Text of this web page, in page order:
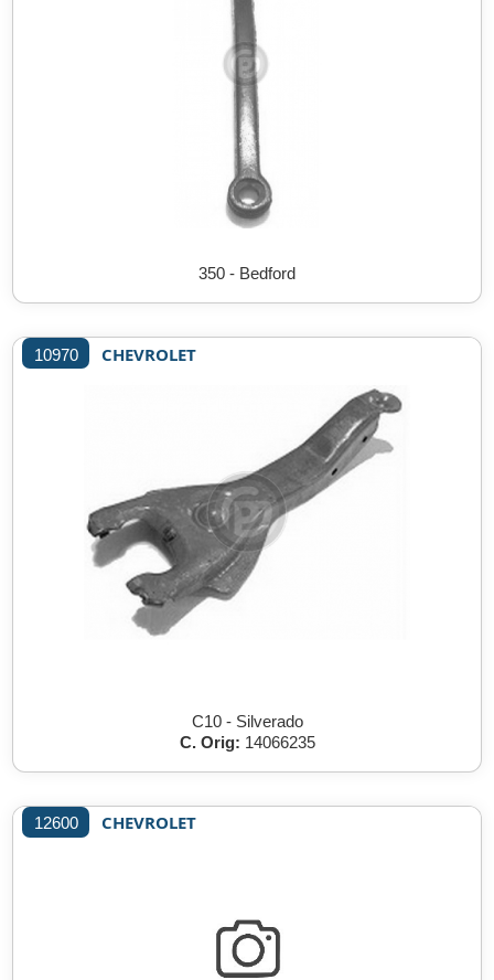
350 - Bedford
10970 CHEVROLET
C10 - Silverado
C. Orig: 14066235
12600 CHEVROLET